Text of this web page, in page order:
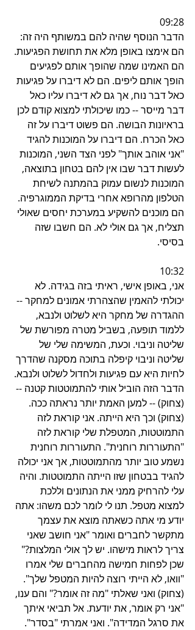
09:28
הדבר הנוסף שהיה להם במשותף היה זה:
הם אימצו באופן מלא את תחושת הפגיעות.
הם האמינו שמה שהופך אותם לפגיעים
הופך אותם ליפים. הם לא דיברו על פגיעות
כאל דבר נוח, אך גם לא דיברו עליו כאל
דבר מייסר -- כמו שיכולתי למצוא קודם לכן
בראיונות הבושה. הם פשוט דיברו על זה
כאל הכרח. הם דיברו על המוכנות להגיד
"אני אוהב אותך" לפני הצד השני, המוכנות
לעשות דבר שבו אין להם בטחון בתוצאה,
המוכנות לנשום עמוק בהמתנה לשיחת
הטלפון מהרופא אחרי בדיקת הממוגרפיה.
הם מוכנים להשקיע במערכת יחסים שאולי
תצליח, אך גם אולי לא. הם חשבו שזה
בסיסי.
10:32
אני, באופן אישי, ראיתי בזה בגידה. לא
יכולתי להאמין שהצהרתי אמונים למחקר --
ההגדרה של מחקר היא לשלוט ולנבא,
ללמוד תופעה, בשביל מטרה מפורשת של
שליטה וניבוי. וכעת, המשימה שלי של
שליטה וניבוי קיפלה בתוכה מסקנה שהדרך
לחיות היא עם פגיעות ולחדול לשלוט ולנבא.
הדבר הזה הוביל אותי להתמוטטות קטנה --
(צחוק) -- למען האמת יותר נראתה ככה.
(צחוק) וכך היא הייתה. אני קוראת לזה
התמוטטות, המטפלת שלי קוראת לזה
"התעוררות רוחנית". התעוררות רוחנית
נשמע טוב יותר מהתמוטטות, אך אני יכולה
להגיד בבטחון שזו הייתה התמוטטות. והיה
עלי להרחיק ממני את הנתונים וללכת
למצוא מטפל. תנו לי לומר לכם משהו: אתה
יודע מי אתה כשאתה מוצא את עצמך
מתקשר לחברים ואומר "אני חושב שאני
צריך לראות מישהו. יש לך אולי המלצות?"
שכן לפחות חמישה מהחברים שלי אמרו
"וואו, לא הייתי רוצה להיות המטפל שלך".
(צחוק) ואני שאלתי "מה זה אומר?" והם ענו,
"אני רק אומר, את יודעת. אל תביאי איתך
את סרגל המדידה". ואני אמרתי "בסדר".